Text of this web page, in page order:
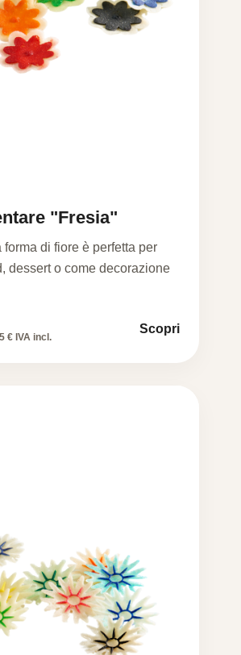
"Fresia"
forma di fiore è perfetta per
dessert o come decorazione
€ IVA incl.
Scopri